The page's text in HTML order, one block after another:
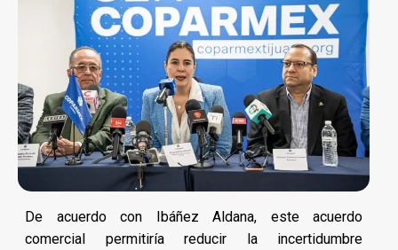
De acuerdo con Ibáñez Aldana, este acuerdo
comercial permitiría reducir la incertidumbre